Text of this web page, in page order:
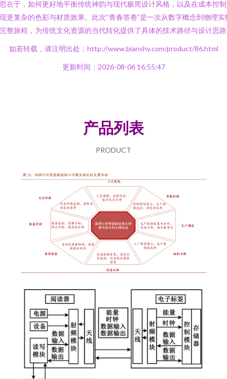
在于，如何更好地平衡传统神韵与现代极简设计风格，以及在成本控
更复杂的色彩与材质效果。此次“青春答卷”是一次从数字概念到物理实
整旅程，为传统文化资源的当代转化提供了具体的技术路径与设计思
如若转载，请注明出处：http://www.bianshy.com/product/86.html
更新时间：2026-08-06 16:55:47
产品列表
PRODUCT